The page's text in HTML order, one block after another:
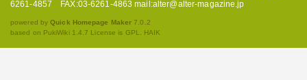
6261-4857 FAX:03-6261-4863 mail:alter@alter-magazine.jp
powered byQuick Homepage Maker 7.0.2
based on PukiWiki 1.4.7 License is GPL. HAIK